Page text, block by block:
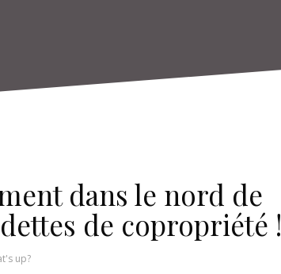
dans le nord de
de copropriété !
up?